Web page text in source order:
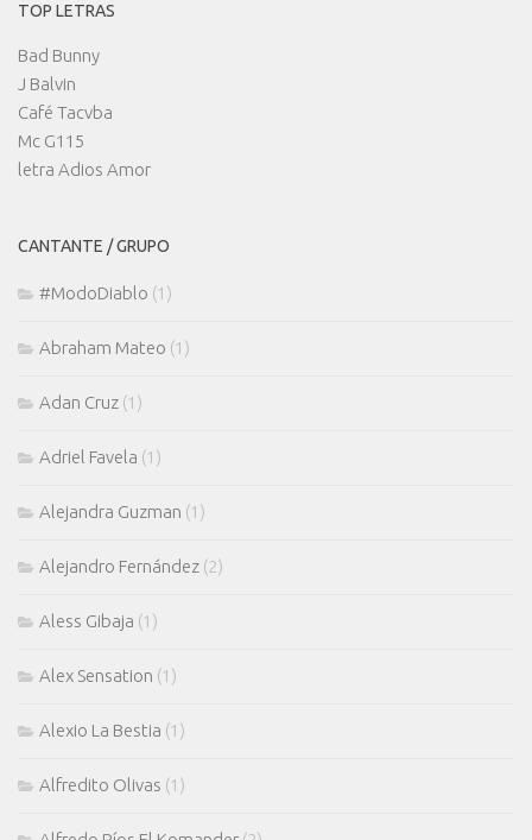
TOP LETRAS
Bad Bunny
J Balvin
Café Tacvba
Mc G115
letra Adios Amor
CANTANTE / GRUPO
#ModoDiablo (1)
Abraham Mateo (1)
Adan Cruz (1)
Adriel Favela (1)
Alejandra Guzman (1)
Alejandro Fernández (2)
Aless Gibaja (1)
Alex Sensation (1)
Alexio La Bestia (1)
Alfredito Olivas (1)